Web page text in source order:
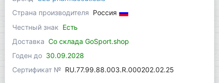
Страна производителя Россия
Честный знак Есть
Доставка Со склада GoSport.shop
Годен до 30.09.2028
Сертификат № RU.77.99.88.003.R.000202.02.25